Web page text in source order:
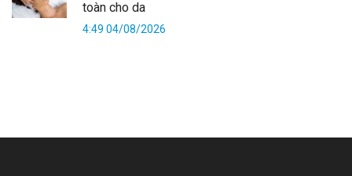
toàn cho da
4:49 04/08/2026